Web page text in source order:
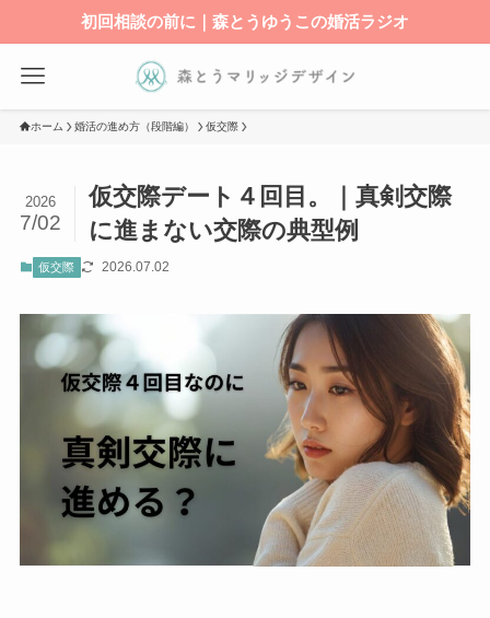
初回相談の前に｜森とうゆうこの婚活ラジオ
ホーム 婚活の進め方（段階編） 仮交際
仮交際デート４回目。｜真剣交際
に進まない交際の典型例
2026
7/02
仮交際 2026.07.02